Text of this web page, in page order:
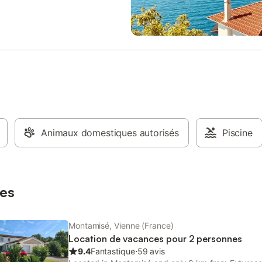
vert du Poitou !
nous contacter. Pour réserver
notre site Location de draps
et 2 petites serviettes par
serviette - lit fait à l'arrivée : 5 €
Animaux domestiques autorisés Piscine
Montamisé, Vienne (France)
Location de vacances pour 2 personnes
9.4Fantastique⋅59 avis